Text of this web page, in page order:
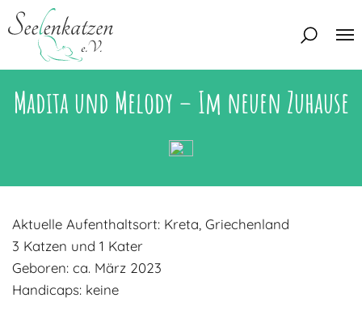
Über uns
Mitglied werden
Eine Katze adoptieren
Interessentenbogen
Zuhause gesucht
Deine Hilfe
Kontakt
Madita und Melody – Im neuen Zuhause
Aktuelle Aufenthaltsort: Kreta, Griechenland
3 Katzen und 1 Kater
Geboren: ca. März 2023
Handicaps: keine